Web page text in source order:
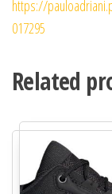
https://
017295
Related